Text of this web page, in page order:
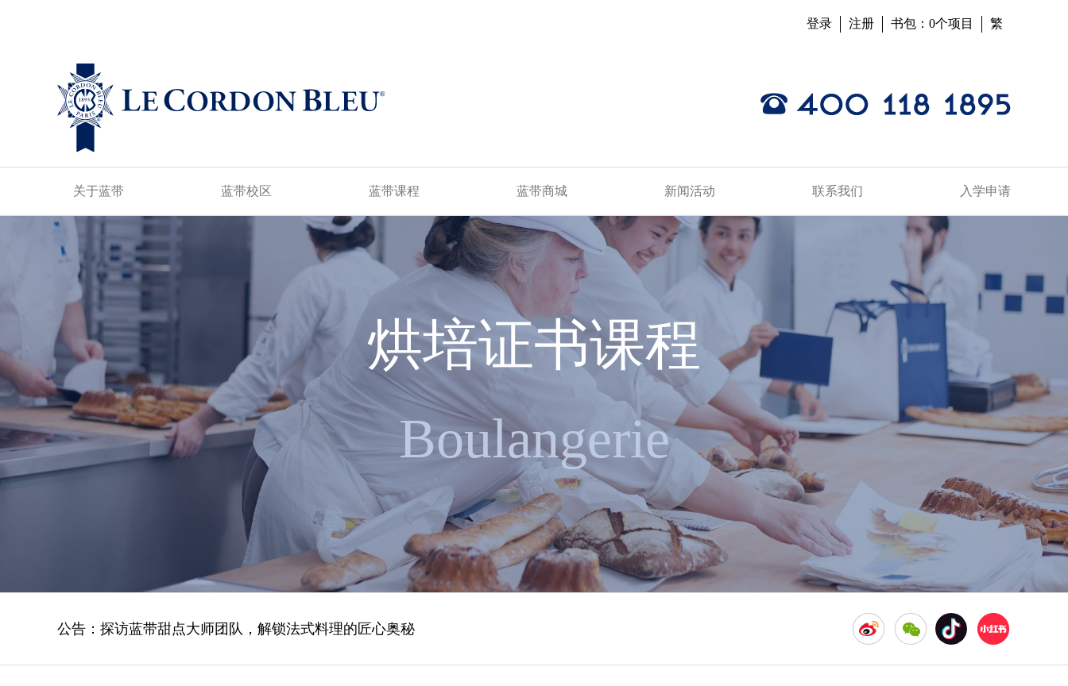
登录 注册 书包：0个项目 繁
关于蓝带 蓝带校区 蓝带课程 蓝带商城 新闻活动 联系我们 入学申请
烘培证书课程
Boulangerie
公告：
揭秘蓝带料理大师团队，星厨梦想的缔造者
探访蓝带甜点大师团队，解锁法式料理的匠心奥秘